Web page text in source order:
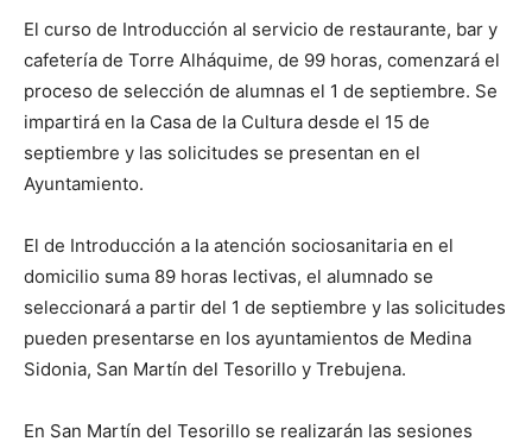
El curso de Introducción al servicio de restaurante, bar y
cafetería de Torre Alháquime, de 99 horas, comenzará el
proceso de selección de alumnas el 1 de septiembre. Se
impartirá en la Casa de la Cultura desde el 15 de
septiembre y las solicitudes se presentan en el
Ayuntamiento.
El de Introducción a la atención sociosanitaria en el
domicilio suma 89 horas lectivas, el alumnado se
seleccionará a partir del 1 de septiembre y las solicitudes
pueden presentarse en los ayuntamientos de Medina
Sidonia, San Martín del Tesorillo y Trebujena.
En San Martín del Tesorillo se realizarán las sesiones